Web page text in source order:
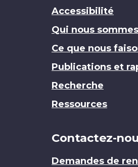
Accessibilité
Qui nous sommes
Ce que nous
Publications et
Recherche
Ressources
Contactez-
Demandes de